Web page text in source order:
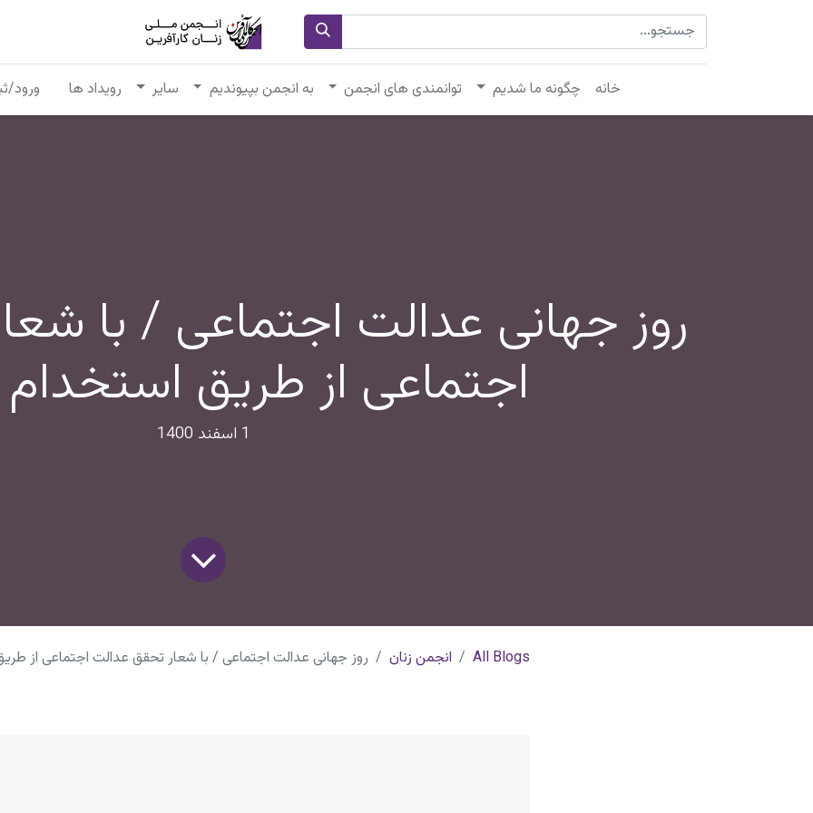
خانه چگونه ما شدیم توانمندی های انجمن به انجمن بپیوندیم سایر رویداد ها ورود/
روز جهانی عدالت اجتماعی / با
اجتماعی از طریق
1 اسفند 1400
All Blogs انجمن زنان روز جهانی عدالت اجتماعی / با شعار تحقق عدالت اجتماعی از